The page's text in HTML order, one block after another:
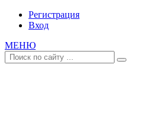
Регистрация
Вход
МЕНЮ